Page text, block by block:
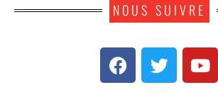
NOUS SUIVRE